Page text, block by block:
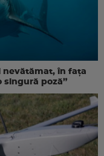
nevătămat, în fața
singură poză”